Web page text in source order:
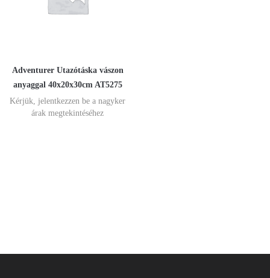
Adventurer Utazótáska vászon
anyaggal 40x20x30cm AT5275
Kérjük, jelentkezzen be a nagyker
árak megtekintéséhez